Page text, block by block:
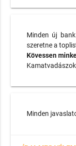
Minden új
szeretne a
Kövessen
Minden